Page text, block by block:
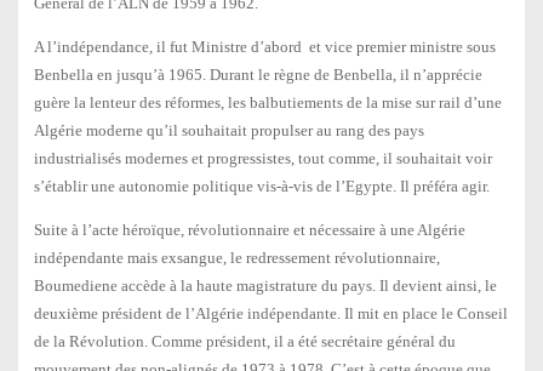
A l’indépendance, il fut Ministre d’abord et vice premier ministre sous
Benbella en jusqu’à 1965. Durant le règne de Benbella, il n’apprécie
guère la lenteur des réformes, les balbutiements de la mise sur rail d’une
Algérie moderne qu’il souhaitait propulser au rang des pays
industrialisés modernes et progressistes, tout comme, il souhaitait voir
s’établir une autonomie politique vis-à-vis de l’Egypte. Il préféra agir.
Suite à l’acte héroïque, révolutionnaire et nécessaire à une Algérie
indépendante mais exsangue, le redressement révolutionnaire,
Boumediene accède à la haute magistrature du pays. Il devient ainsi, le
deuxième président de l’Algérie indépendante. Il mit en place le Conseil
de la Révolution. Comme président, il a été secrétaire général du